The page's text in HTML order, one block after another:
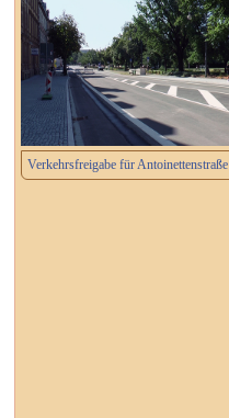
Verkehrsfreigabe für Antoinettenstraße